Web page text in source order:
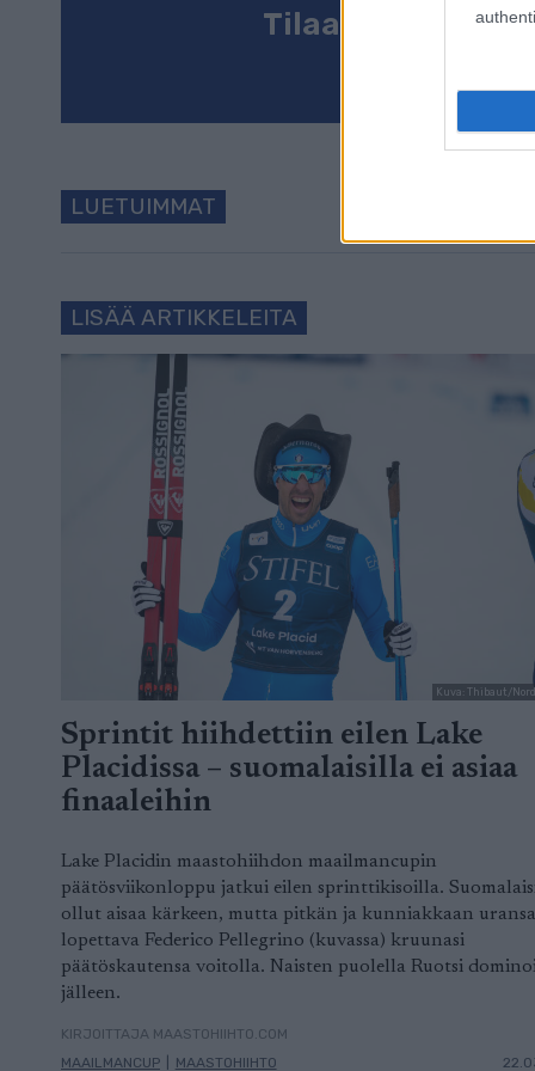
Tilaa
LUETUIMMAT
LISÄÄ ARTIKKELEITA
Kuva: Thibaut/
Sprintit hiihdettiin eilen Lake
Placidissa – suomalaisilla ei asiaa
finaaleihin
Lake Placidin maastohiihdon maailmancupin
päätösviikonloppu jatkui eilen sprinttikisoilla.
ollut aisaa kärkeen, mutta pitkän ja kunniakkaan uransa
lopettava Federico Pellegrino (kuvassa) kruunasi
päätöskautensa voitolla. Naisten puolella Ruotsi
jälleen.
KIRJOITTAJA MAASTOHIIHTO.COM
MAAILMANCUP
MAASTOHIIHTO